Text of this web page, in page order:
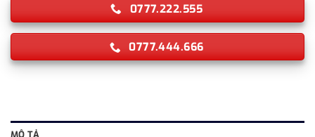
0777.222.555
0777.444.666
MÔ TẢ